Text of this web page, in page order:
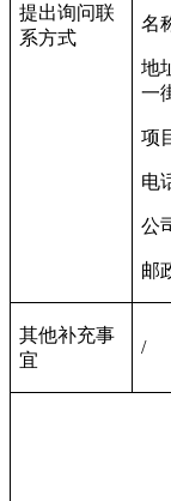
提出询问联
系方式
名
地
一
项
电
公
邮
其他补充事
宜
/